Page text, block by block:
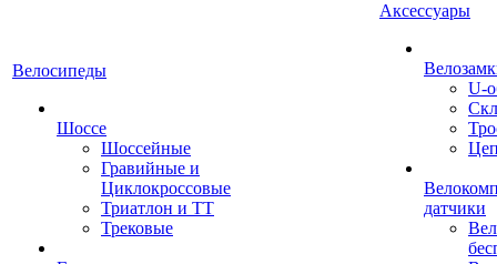
Велосипеды
Шоссе
Шоссейные
Гравийные и
Циклокроссовые
Триатлон и ТТ
Трековые
Аксессуары
U-
датчики